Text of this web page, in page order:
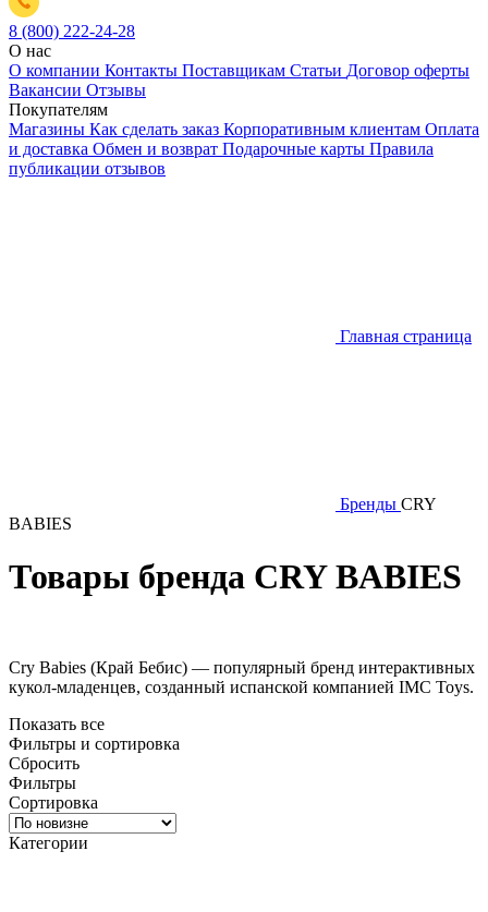
8 (800) 222-24-28
О нас
О компании Контакты Поставщикам Статьи Договор оферты
Вакансии Отзывы
Покупателям
Магазины Как сделать заказ Корпоративным клиентам Оплата
и доставка Обмен и возврат Подарочные карты Правила
публикации отзывов
Главная страница
Бренды CRY
BABIES
Товары бренда CRY BABIES
Cry Babies (Край Бебис) — популярный бренд интерактивных
кукол-младенцев, созданный испанской компанией IMC Toys.
Показать все
Фильтры и сортировка
Сбросить
Фильтры
Сортировка
Категории